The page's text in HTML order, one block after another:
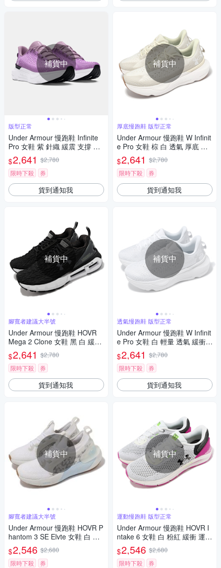
補貨中
版型正常
Under Armour 慢跑鞋 Infinite
Pro 女鞋 紫 針織 緩震 支撐 厚
底 運動鞋 UA 3027200500
$2,641 $2,780
限時下殺
券
貨到通知我
補貨中
腳寬者建議大半號
Under Armour 慢跑鞋 HOVR
Mega 2 Clone 女鞋 黑 白 緩震
透氣 運動鞋 UA 3024480001
$2,641 $2,780
限時下殺
券
貨到通知我
補貨中
腳寬者建議大半號
Under Armour 慢跑鞋 HOVR P
hantom 3 SE Elvte 女鞋 白 藍
透氣 緩震 路跑 UA 運動鞋 302
6648100
$2,546 $2,680
限時下殺
券
補貨中
厚底慢跑鞋 版型正常
Under Armour 慢跑鞋 W Infinit
e Pro 女鞋 棕 白 透氣 厚底 緩
衝 運動鞋 UA 3027200200
$2,641 $2,780
限時下殺
券
貨到通知我
補貨中
透氣慢跑鞋 版型正常
Under Armour 慢跑鞋 W Infinit
e Pro 女鞋 白 輕量 透氣 緩衝
路跑 運動鞋 UA 3027200100
$2,641 $2,780
限時下殺
券
貨到通知我
補貨中
運動慢跑鞋 版型正常
Under Armour 慢跑鞋 HOVR I
ntake 6 女鞋 白 粉紅 緩衝 運動
鞋 針織鞋面 路跑 UA 3026141
103
$2,546 $2,680
限時下殺
券